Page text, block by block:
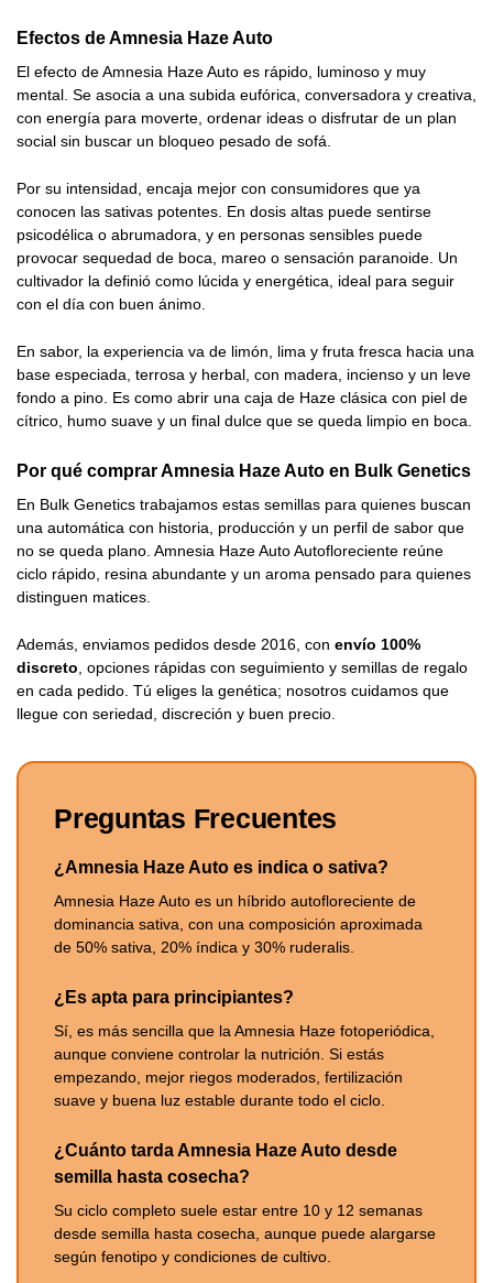
Efectos de Amnesia Haze Auto
El efecto de Amnesia Haze Auto es rápido, luminoso y muy
mental. Se asocia a una subida eufórica, conversadora y creativa,
con energía para moverte, ordenar ideas o disfrutar de un plan
social sin buscar un bloqueo pesado de sofá.
Por su intensidad, encaja mejor con consumidores que ya
conocen las sativas potentes. En dosis altas puede sentirse
psicodélica o abrumadora, y en personas sensibles puede
provocar sequedad de boca, mareo o sensación paranoide. Un
cultivador la definió como lúcida y energética, ideal para seguir
con el día con buen ánimo.
En sabor, la experiencia va de limón, lima y fruta fresca hacia una
base especiada, terrosa y herbal, con madera, incienso y un leve
fondo a pino. Es como abrir una caja de Haze clásica con piel de
cítrico, humo suave y un final dulce que se queda limpio en boca.
Por qué comprar Amnesia Haze Auto en Bulk Genetics
En Bulk Genetics trabajamos estas semillas para quienes buscan
una automática con historia, producción y un perfil de sabor que
no se queda plano. Amnesia Haze Auto Autofloreciente reúne
ciclo rápido, resina abundante y un aroma pensado para quienes
distinguen matices.
Además, enviamos pedidos desde 2016, con envío 100%
discreto , opciones rápidas con seguimiento y semillas de regalo
en cada pedido. Tú eliges la genética; nosotros cuidamos que
llegue con seriedad, discreción y buen precio.
Preguntas Frecuentes
¿Amnesia Haze Auto es indica o sativa?
Amnesia Haze Auto es un híbrido autofloreciente de
dominancia sativa, con una composición aproximada
de 50% sativa, 20% índica y 30% ruderalis.
¿Es apta para principiantes?
Sí, es más sencilla que la Amnesia Haze fotoperiódica,
aunque conviene controlar la nutrición. Si estás
empezando, mejor riegos moderados, fertilización
suave y buena luz estable durante todo el ciclo.
¿Cuánto tarda Amnesia Haze Auto desde
semilla hasta cosecha?
Su ciclo completo suele estar entre 10 y 12 semanas
desde semilla hasta cosecha, aunque puede alargarse
según fenotipo y condiciones de cultivo.